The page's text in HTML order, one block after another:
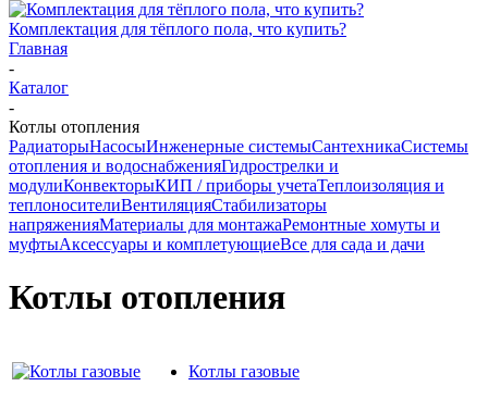
Комплектация для тёплого пола, что купить?
Главная
-
Каталог
-
Котлы отопления
РадиаторыНасосыИнженерные системыСантехникаСистемы
отопления и водоснабженияГидрострелки и
модулиКонвекторыКИП / приборы учетаТеплоизоляция и
теплоносителиВентиляцияСтабилизаторы
напряженияМатериалы для монтажаРемонтные хомуты и
муфтыАксессуары и комплетующиеВсе для сада и дачи
Котлы отопления
Котлы газовые